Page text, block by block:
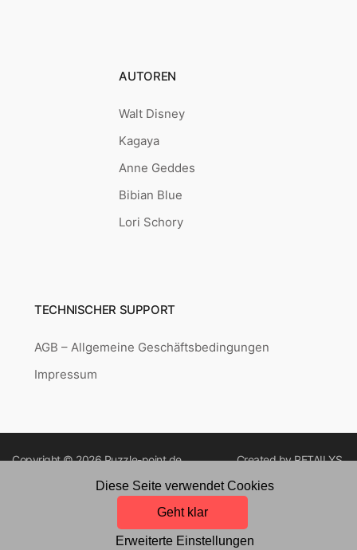
AUTOREN
Walt Disney
Kagaya
Anne Geddes
Bibian Blue
Lori Schory
TECHNISCHER SUPPORT
AGB – Allgemeine Geschäftsbedingungen
Impressum
Copyright © 2026Puzzle-point.de Created byRETAILYS.
Diese Seite verwendet Cookies
Geht klar
Erweiterte Einstellungen